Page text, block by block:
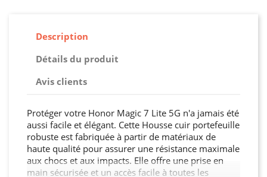
Description
Détails du produit
Avis clients
Protéger votre Honor Magic 7 Lite 5G n'a jamais été
aussi facile et élégant. Cette Housse cuir portefeuille
robuste est fabriquée à partir de matériaux de
haute qualité pour assurer une résistance maximale
aux chocs et aux impacts. Elle offre une prise en
main sécurisée et un accès facile à toutes les